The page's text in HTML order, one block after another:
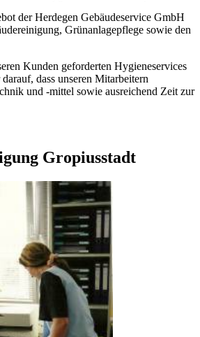
der Herdegen Gebäudeservice GmbH
Grünanlagepflege sowie den
Kunden geforderten Hygieneservices
dass unseren Mitarbeitern
und -mittel sowie ausreichend Zeit zur
Gropiusstadt